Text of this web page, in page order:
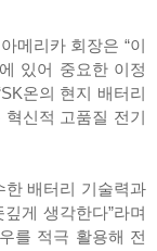
메리카 회장은 “이
있어 중요한 이정
온의 현지 배터리
신적 고품질 전기
한 배터리 기술력과
게 생각한다”라며
를 적극 활용해 전